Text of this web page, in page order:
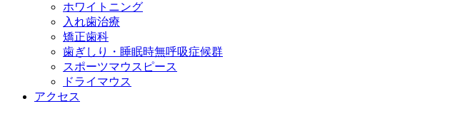
ホワイトニング
入れ歯治療
矯正歯科
歯ぎしり・睡眠時無呼吸症候群
スポーツマウスピース
ドライマウス
アクセス